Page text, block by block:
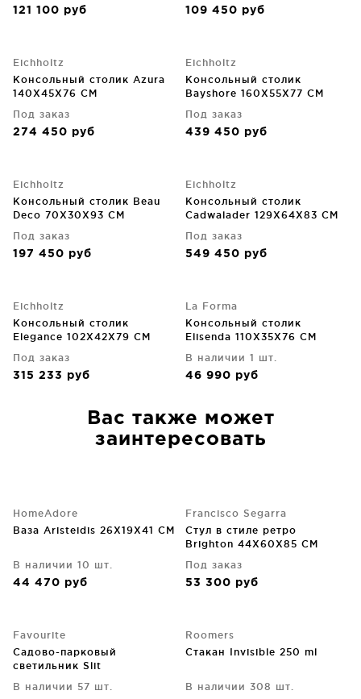
121 100 руб 109 450 руб
Eichholtz
Консольный столик Azura
140X45X76 CM
Под заказ
274 450 руб
Eichholtz
Консольный столик
Bayshore 160X55X77 CM
Под заказ
439 450 руб
Eichholtz
Консольный столик Beau
Deco 70X30X93 CM
Под заказ
197 450 руб
Eichholtz
Консольный столик
Cadwalader 129X64X83 CM
Под заказ
549 450 руб
Eichholtz
Консольный столик
Elegance 102X42X79 CM
Под заказ
315 233 руб
La Forma
Консольный столик
Elisenda 110X35X76 CM
В наличии 1 шт.
46 990 руб
Вас также может
заинтересовать
HomeAdore
Ваза Aristeidis 26X19X41 CM
В наличии 10 шт.
44 470 руб
Francisco Segarra
Стул в стиле ретро
Brighton 44X60X85 CM
Под заказ
53 300 руб
Favourite
Садово-парковый
светильник Slit
В наличии 57 шт.
Roomers
Стакан Invisible 250 ml
В наличии 308 шт.